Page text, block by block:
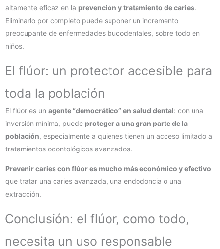
altamente eficaz en la prevención y tratamiento de caries.
Eliminarlo por completo puede suponer un incremento
preocupante de enfermedades bucodentales, sobre todo en
niños.
El flúor: un protector accesible para
toda la población
El flúor es un agente “democrático” en salud dental: con una
inversión mínima, puede proteger a una gran parte de la
población, especialmente a quienes tienen un acceso limitado a
tratamientos odontológicos avanzados.
Prevenir caries con flúor es mucho más económico y efectivo
que tratar una caries avanzada, una endodoncia o una
extracción.
Conclusión: el flúor, como todo,
necesita un uso responsable